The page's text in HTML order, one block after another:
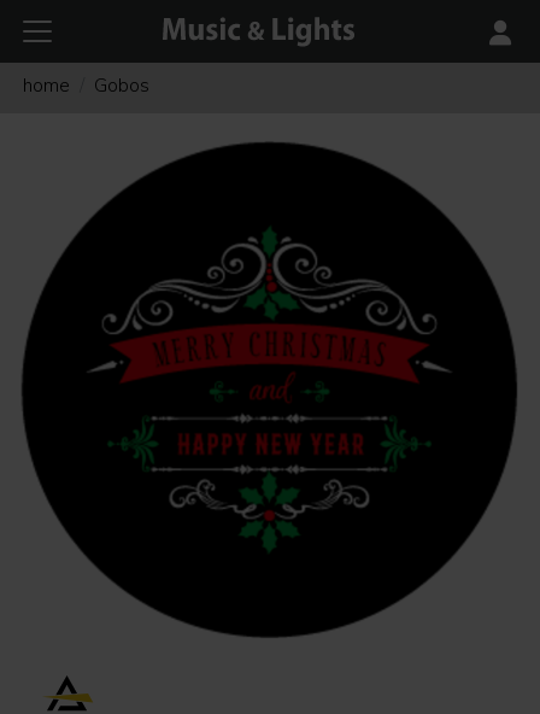
home Gobos